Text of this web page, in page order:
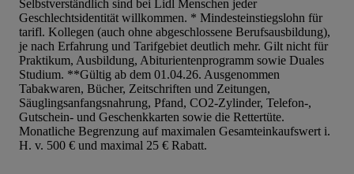
Selbstverständlich sind bei Lidl Menschen jeder
Geschlechtsidentität willkommen. * Mindesteinstiegslohn für
tarifl. Kollegen (auch ohne abgeschlossene Berufsausbildung),
je nach Erfahrung und Tarifgebiet deutlich mehr. Gilt nicht für
Praktikum, Ausbildung, Abiturientenprogramm sowie Duales
Studium. **Gültig ab dem 01.04.26. Ausgenommen
Tabakwaren, Bücher, Zeitschriften und Zeitungen,
Säuglingsanfangsnahrung, Pfand, CO2-Zylinder, Telefon-,
Gutschein- und Geschenkkarten sowie die Rettertüte.
Monatliche Begrenzung auf maximalen Gesamteinkaufswert i.
H. v. 500 € und maximal 25 € Rabatt.